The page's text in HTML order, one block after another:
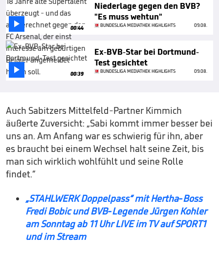
 00:44
Niederlage gegen den BVB?
"Es muss wehtun"
BUNDESLIGA MEDIATHEK HIGHLIGHTS 09.08.
 00:39
Ex-BVB-Star bei Dortmund-
Test gesichtet
BUNDESLIGA MEDIATHEK HIGHLIGHTS 09.08.
Auch Sabitzers Mittelfeld-Partner Kimmich
äußerte Zuversicht: „Sabi kommt immer besser bei
uns an. Am Anfang war es schwierig für ihn, aber
es braucht bei einem Wechsel halt seine Zeit, bis
man sich wirklich wohlfühlt und seine Rolle
findet.“
„STAHLWERK Doppelpass“ mit Hertha-Boss
Fredi Bobic und BVB-Legende Jürgen Kohler
am Sonntag ab 11 Uhr LIVE im TV auf SPORT1
und im Stream